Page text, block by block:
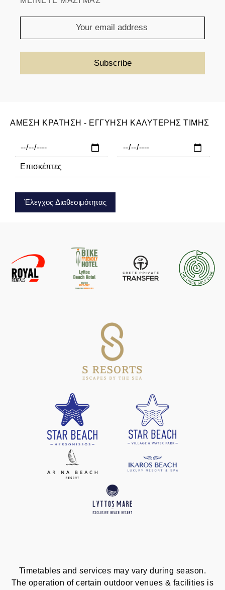
ΑΜΕΣΗ ΚΡΑΤΗΣΗ - ΕΓΓΥΗΣΗ ΚΑΛΥΤΕΡΗΣ ΤΙΜΗΣ
Έλεγχος Διαθεσιμότητας
Timetables and services may vary during season.
The operation of certain outdoor venues & facilities is